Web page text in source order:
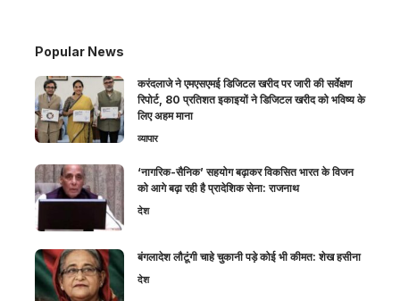
Popular News
करंदलाजे ने एमएसएमई डिजिटल खरीद पर जारी की सर्वेक्षण
रिपोर्ट, 80 प्रतिशत इकाइयों ने डिजिटल खरीद को भविष्य के
लिए अहम माना
व्यापार
‘नागरिक-सैनिक’ सहयोग बढ़ाकर विकसित भारत के विजन
को आगे बढ़ा रही है प्रादेशिक सेना: राजनाथ
देश
बंगलादेश लौटूंगी चाहे चुकानी पड़े कोई भी कीमत: शेख हसीना
देश